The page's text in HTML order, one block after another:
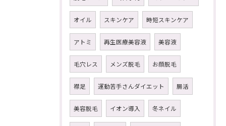
オイル スキンケア 時短スキンケア
アトミ 再生医療美容液 美容液
毛穴レス メンズ脱毛 お顔脱毛
襟足 運動苦手さんダイエット 腸活
美容脱毛 イオン導入 冬ネイル